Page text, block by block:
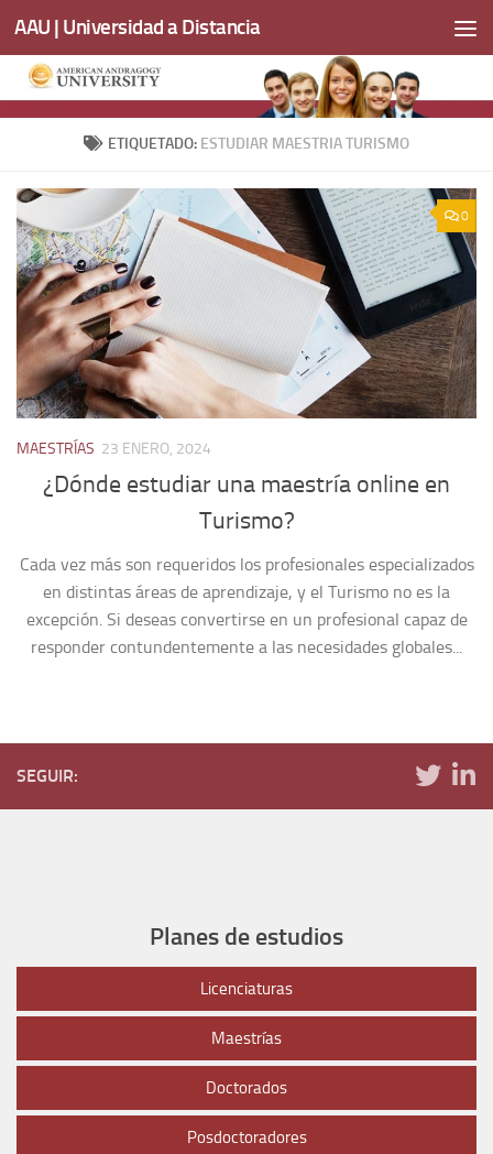
Saltar al contenido
AAU | Universidad a Distancia
ETIQUETADO: ESTUDIAR MAESTRIA TURISMO
0
MAESTRÍAS 23 ENERO, 2024
¿Dónde estudiar una maestría online en
Turismo?
Cada vez más son requeridos los profesionales especializados
en distintas áreas de aprendizaje, y el Turismo no es la
excepción. Si deseas convertirse en un profesional capaz de
responder contundentemente a las necesidades globales...
SEGUIR:
Planes de estudios
Licenciaturas
Maestrías
Doctorados
Posdoctoradores